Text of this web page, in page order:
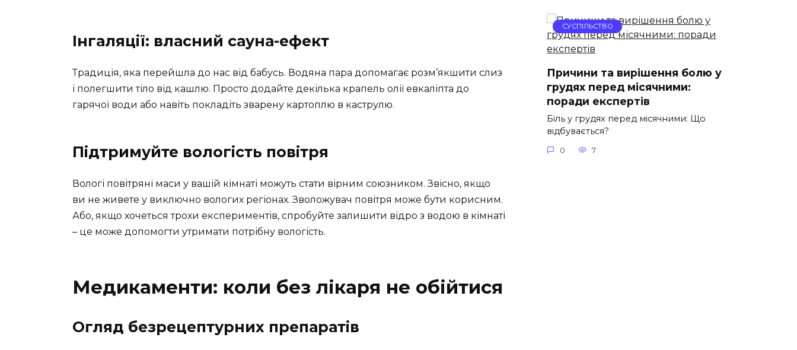
Інгаляції: власний сауна-ефект
Традиція, яка перейшла до нас від бабусь. Водяна пара допомагає розм’якшити слиз
і полегшити тіло від кашлю. Просто додайте декілька крапель олії евкаліпта до
гарячої води або навіть покладіть зварену картоплю в каструлю.
Підтримуйте вологість повітря
Вологі повітряні маси у вашій кімнаті можуть стати вірним союзником. Звісно, якщо
ви не живете у виключно вологих регіонах. Зволожувач повітря може бути корисним.
Або, якщо хочеться трохи експериментів, спробуйте залишити відро з водою в кімнаті
– це може допомогти утримати потрібну вологість.
Медикаменти: коли без лікаря не обійтися
Огляд безрецептурних препаратів
СУСПІЛЬСТВО
Причини та вирішення болю у
грудях перед місячними:
поради експертів
Біль у грудях перед місячними: Що
відбувається?
0 7